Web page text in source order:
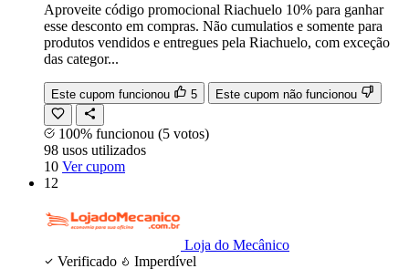
Aproveite código promocional Riachuelo 10% para ganhar
esse desconto em compras. Não cumulatios e somente para
produtos vendidos e entregues pela Riachuelo, com exceção
das categor...
Este cupom funcionou 5 Este cupom não funcionou
100% funcionou (5 votos)
98 usos utilizados
10 Ver cupom
12
Loja do Mecânico
Verificado
Imperdível